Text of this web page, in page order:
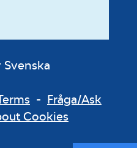
Svenska
- Fråga/Ask
Cookies